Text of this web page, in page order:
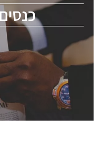
12-13, 2026. The
involved in the
engineers,
executives.